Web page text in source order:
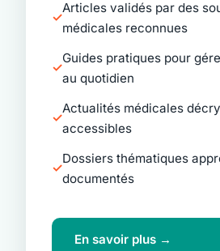
Articles validés par des
médicales reconnues
Guides pratiques pour
au quotidien
Actualités médicales
accessibles
Dossiers thématiques
documentés
En savoir plus →